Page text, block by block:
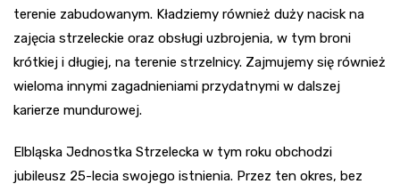
terenie zabudowanym. Kładziemy również duży nacisk na
zajęcia strzeleckie oraz obsługi uzbrojenia, w tym broni
krótkiej i długiej, na terenie strzelnicy. Zajmujemy się również
wieloma innymi zagadnieniami przydatnymi w dalszej
karierze mundurowej.
Elbląska Jednostka Strzelecka w tym roku obchodzi
jubileusz 25-lecia swojego istnienia. Przez ten okres, bez